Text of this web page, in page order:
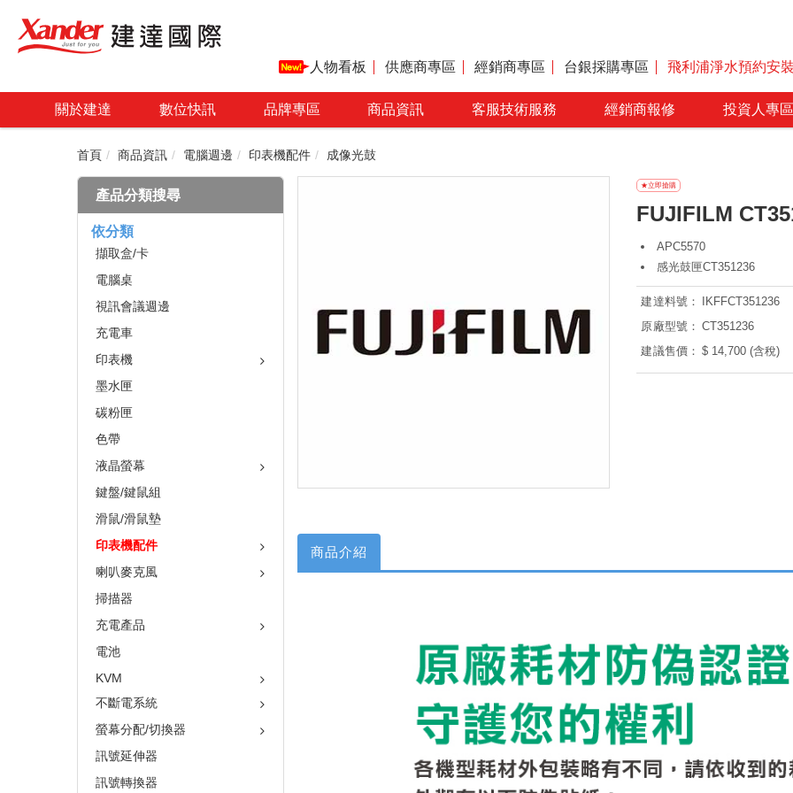
人物看板 供應商專區 經銷商專區 台銀採購專區 飛利浦淨水預約安
關於建達 數位快訊 品牌專區 商品資訊 客服技術服務 經銷商報修 投資人專區
首頁 商品資訊 電腦週邊 印表機配件 成像光鼓
產品分類搜尋
依分類
擷取盒/卡
電腦桌
視訊會議週邊
充電車
印表機
墨水匣
碳粉匣
色帶
液晶螢幕
鍵盤/鍵鼠組
滑鼠/滑鼠墊
印表機配件
喇叭麥克風
掃描器
充電產品
電池
KVM
不斷電系統
螢幕分配/切換器
訊號延伸器
訊號轉換器
FUJIFILM
APC5570
感光鼓匣CT351236
建達料號：
IKFFCT351236
原廠型號： CT351236
建議售價： $ 14,700 (含稅)
商品介紹